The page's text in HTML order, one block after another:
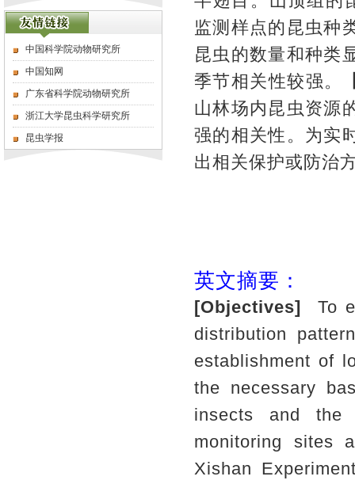
中国科学院动物研究所
中国知网
广东省科学院动物研究所
浙江大学昆虫科学研究所
昆虫学报
监测样点的昆虫种
昆虫的数量和种类
季节相关性较强。
山林场内昆虫资源
强的相关性。为实
出相关保护或防治
英文摘要：
[Objectives] To
distribution
establishment of
the necessary
insects and
monitoring sites
Xishan